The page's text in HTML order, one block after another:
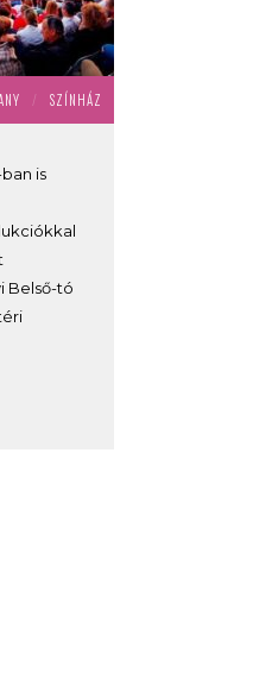
/ SZÍNHÁZ
is
Belső-tó